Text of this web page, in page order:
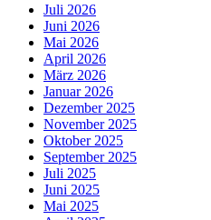
Juli 2026
Juni 2026
Mai 2026
April 2026
März 2026
Januar 2026
Dezember 2025
November 2025
Oktober 2025
September 2025
Juli 2025
Juni 2025
Mai 2025